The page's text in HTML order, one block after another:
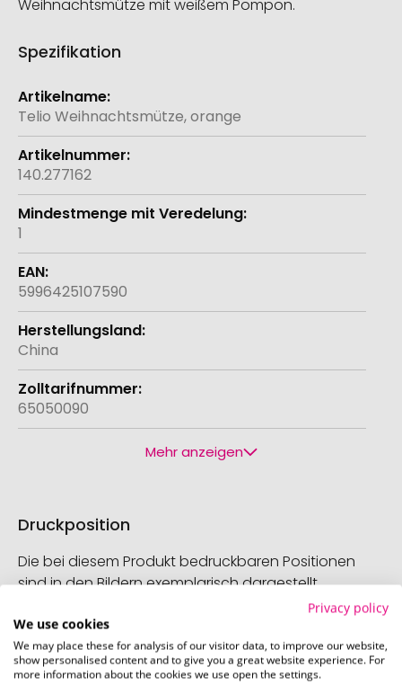
Weihnachtsmütze mit weißem Pompon.
Spezifikation
Weitere
Informationen
Telio Weihnachtsmütze, orange
140.277162
1
5996425107590
China
65050090
Mehr anzeigen
Druckposition
Die bei diesem Produkt bedruckbaren Positionen
sind in den Bildern exemplarisch dargestellt.
Privacy policy
We use cookies
We may place these for analysis of our visitor data, to improve our website,
show personalised content and to give you a great website experience. For
more information about the cookies we use open the settings.